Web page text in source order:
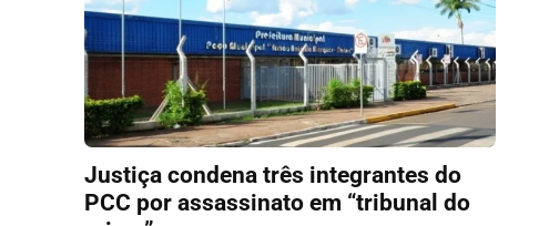
Justiça condena três integrantes do
PCC por assassinato em “tribunal do